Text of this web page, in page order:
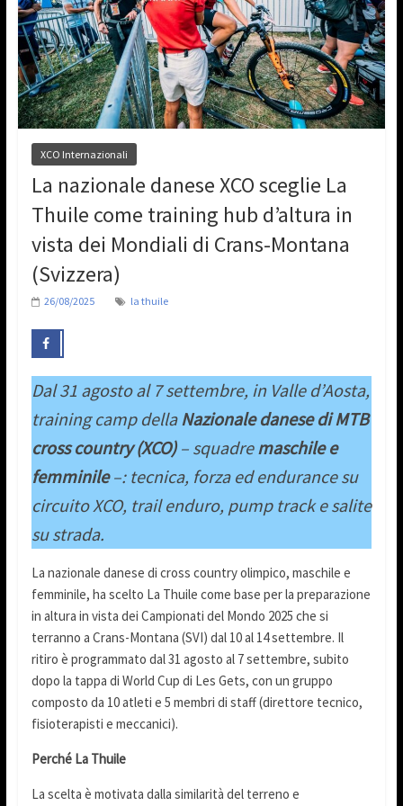
XCO Internazionali
La nazionale danese XCO sceglie La
Thuile come training hub d’altura in
vista dei Mondiali di Crans-Montana
(Svizzera)
26/08/2025 la thuile
Dal 31 agosto al 7 settembre, in Valle d’Aosta,
training camp della Nazionale danese di MTB
cross country (XCO)– squadre maschile e
femminile–: tecnica, forza ed endurance su
circuito XCO, trail enduro, pump track e salite
su strada.
La nazionale danese di cross country olimpico, maschile e
femminile, ha scelto La Thuile come base per la preparazione
in altura in vista dei Campionati del Mondo 2025 che si
terranno a Crans-Montana (SVI) dal 10 al 14 settembre. Il
ritiro è programmato dal 31 agosto al 7 settembre, subito
dopo la tappa di World Cup di Les Gets, con un gruppo
composto da 10 atleti e 5 membri di staff (direttore tecnico,
fisioterapisti e meccanici).
Perché La Thuile
La scelta è motivata dalla similarità del terreno e